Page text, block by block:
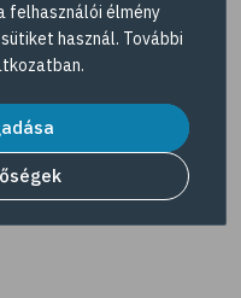
gazdasági
oldalon
felhasználói élmény
használ. További
.